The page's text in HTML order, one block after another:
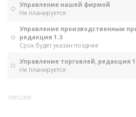
Управление нашей фирмой
Не планируется
Управление производственным
редакция 1.3
Срок будет указан позднее
Управление торговлей, редакция
Не планируется
10012309